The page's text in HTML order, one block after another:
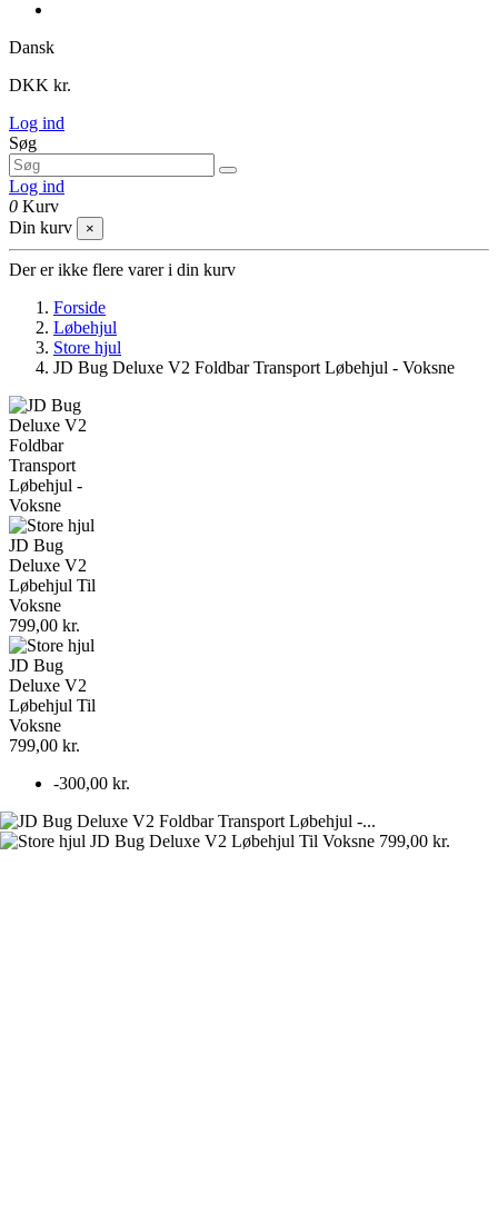
Dansk
DKK kr.
Log ind
Søg
Log ind
0 Kurv
Din kurv
×
Der er ikke flere varer i din kurv
Forside
Løbehjul
Store hjul
JD Bug Deluxe V2 Foldbar Transport Løbehjul - Voksne
-300,00 kr.